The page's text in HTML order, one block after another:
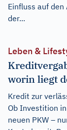
Einfluss auf
der...
Leben &
worin liegt
Kredit zur
Ob Investition
neuen PKW –